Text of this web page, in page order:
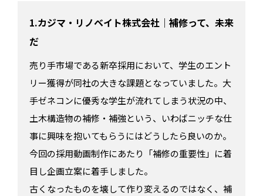
1.カジマ・リノベイト株式会社｜補修って、未来
だ
売り手市場である新卒採用において、学生のエント
リー獲得が同社の大きな課題となっていました。大
手ゼネコンに優秀な学生が流れてしまう状況の中、
土木構造物の補修・補強という、いわばニッチな仕
事に興味を抱いてもらうにはどうしたら良いのか。
今回の採用動画制作にあたり「補修の重要性」に着
目し企画立案に着手しました。
古くなったものを壊して作り変えるのではなく、補